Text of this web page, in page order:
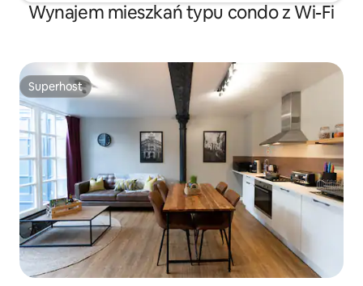
Wynajem mieszkań typu condo z Wi-Fi
Superhost
Superhost